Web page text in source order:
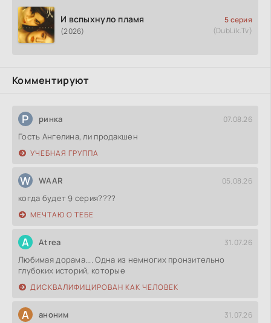
И вспыхнуло пламя
(2026)
5 серия
(DubLik.Tv)
Комментируют
Р ринка 07.08.26
Гость Ангелина, ли продакшен
УЧЕБНАЯ ГРУППА
W WAAR 05.08.26
когда будет 9 серия????
МЕЧТАЮ О ТЕБЕ
A Atrea 31.07.26
Любимая дорама.... Одна из немногих пронзительно
глубоких историй, которые
ДИСКВАЛИФИЦИРОВАН КАК ЧЕЛОВЕК
А аноним 31.07.26